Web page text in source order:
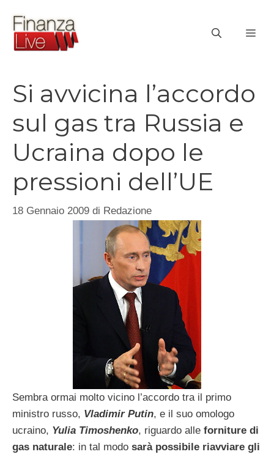
contenuto
Si avvicina l’accordo
sul gas tra Russia e
Ucraina dopo le
pressioni dell’UE
18 Gennaio 2009 di Redazione
Sembra ormai molto vicino l’accordo tra il primo
ministro russo, Vladimir Putin, e il suo omologo
ucraino, Yulia Timoshenko, riguardo alle forniture di
gas naturale: in tal modo sarà possibile riavviare gli